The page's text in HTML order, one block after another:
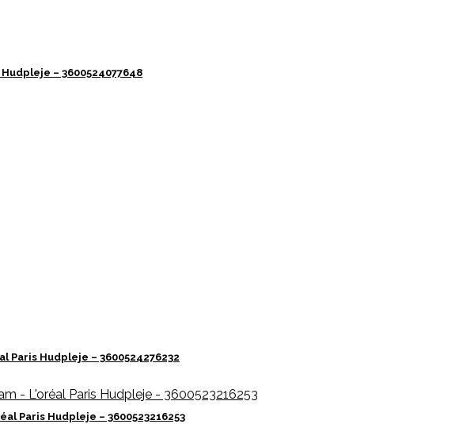
– 3600524077648
Paris Hudpleje – 3600524276232
Paris Hudpleje – 3600523216253